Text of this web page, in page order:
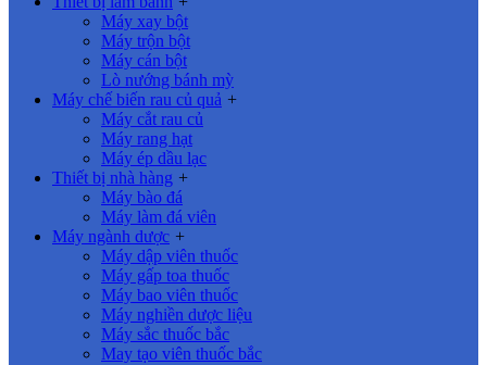
Máy xay bột
Máy trộn bột
Máy cán bột
Lò nướng bánh mỳ
Máy chế biến rau củ quả +
Máy cắt rau củ
Máy rang hạt
Máy ép dầu lạc
Thiết bị nhà hàng +
Máy bào đá
Máy làm đá viên
Máy ngành dược +
Máy dập viên thuốc
Máy gấp toa thuốc
Máy bao viên thuốc
Máy nghiền dược liệu
Máy sắc thuốc bắc
May tạo viên thuốc bắc